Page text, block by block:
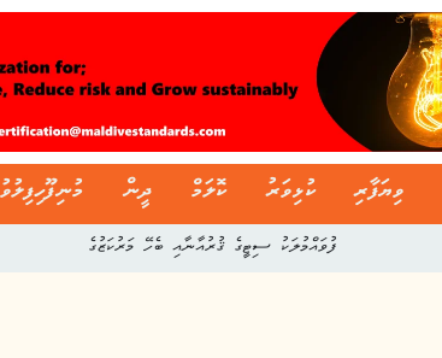
ވިޔަފާރި ކުޅިވަރު ކޮލަމް ދީން
ފުވައްމުލަކު ސިޓީގެ ޤުރުއާނާއި ބެހޭ މަރުކަޒުގެ